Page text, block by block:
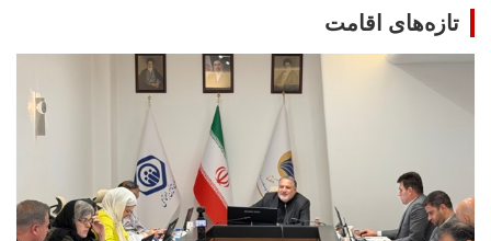
تازه‌های اقامت